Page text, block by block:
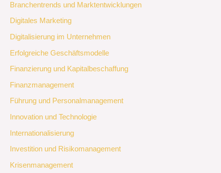
Branchentrends und Marktentwicklungen
Digitales Marketing
Digitalisierung im Unternehmen
Erfolgreiche Geschäftsmodelle
Finanzierung und Kapitalbeschaffung
Finanzmanagement
Führung und Personalmanagement
Innovation und Technologie
Internationalisierung
Investition und Risikomanagement
Krisenmanagement